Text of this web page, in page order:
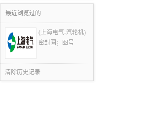
最近浏览过的
(上海电气-汽轮机)
密封圈；图号
清除历史记录